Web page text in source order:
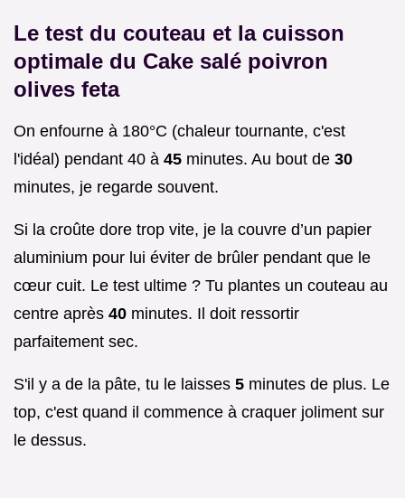
Le test du couteau et la cuisson
optimale du Cake salé poivron
olives feta
On enfourne à 180°C (chaleur tournante, c'est
l'idéal) pendant 40 à 45 minutes. Au bout de 30
minutes, je regarde souvent.
Si la croûte dore trop vite, je la couvre d’un papier
aluminium pour lui éviter de brûler pendant que le
cœur cuit. Le test ultime ? Tu plantes un couteau au
centre après 40 minutes. Il doit ressortir
parfaitement sec.
S'il y a de la pâte, tu le laisses 5 minutes de plus. Le
top, c'est quand il commence à craquer joliment sur
le dessus.